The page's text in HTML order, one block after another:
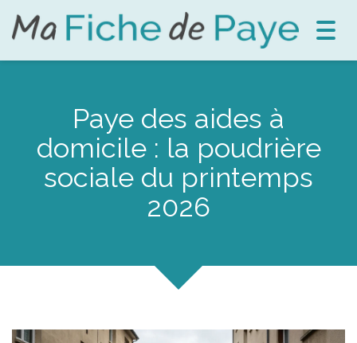
Paye des aides à
domicile : la poudrière
sociale du printemps
2026